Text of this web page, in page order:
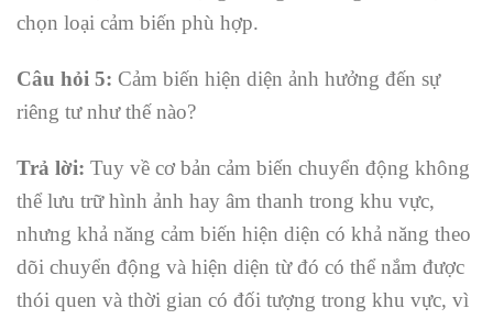
chọn loại cảm biến phù hợp.
Câu hỏi 5: Cảm biến hiện diện ảnh hưởng đến sự
riêng tư như thế nào?
Trả lời: Tuy về cơ bản cảm biến chuyển động không
thể lưu trữ hình ảnh hay âm thanh trong khu vực,
nhưng khả năng cảm biến hiện diện có khả năng theo
dõi chuyển động và hiện diện từ đó có thể nắm được
thói quen và thời gian có đối tượng trong khu vực, vì